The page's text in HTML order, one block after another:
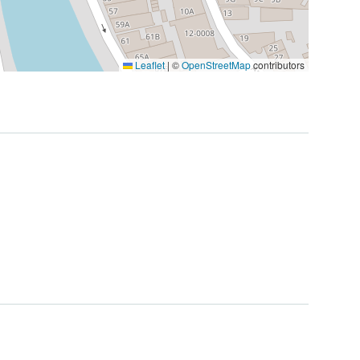
Leaflet | ©OpenStreetMapcontributors